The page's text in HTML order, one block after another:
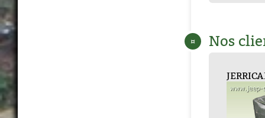
¤ Nos
PLAQUE INDICE ...